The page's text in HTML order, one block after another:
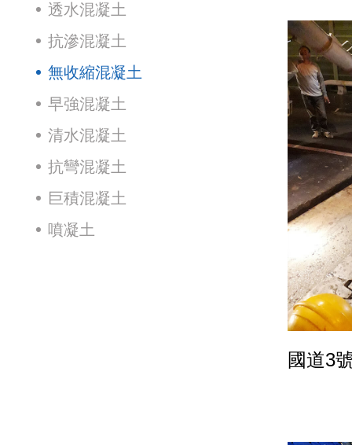
透水混凝土
抗滲混凝土
無收縮混凝土
早強混凝土
清水混凝土
抗彎混凝土
巨積混凝土
噴凝土
國道3